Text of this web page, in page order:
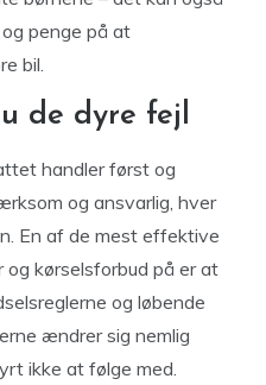
penge på at
bil.
de dyre fejl
handler først og
og ansvarlig, hver
En af de mest effektive
og kørselsforbud på er at
og løbende
ændrer sig nemlig
ikke at følge med.